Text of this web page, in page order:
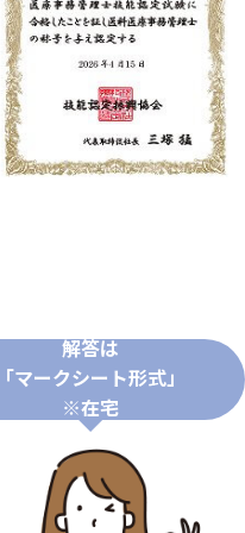
解答は
マークシート形式」
※在宅